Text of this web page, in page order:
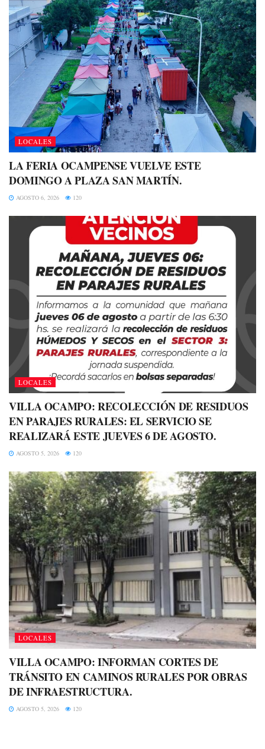
LOCALES
LA FERIA OCAMPENSE VUELVE ESTE
DOMINGO A PLAZA SAN MARTÍN.
AGOSTO 6, 2026 120
LOCALES
VILLA OCAMPO: RECOLECCIÓN DE RESIDUOS
EN PARAJES RURALES: EL SERVICIO SE
REALIZARÁ ESTE JUEVES 6 DE AGOSTO.
AGOSTO 5, 2026 120
LOCALES
VILLA OCAMPO: INFORMAN CORTES DE
TRÁNSITO EN CAMINOS RURALES POR OBRAS
DE INFRAESTRUCTURA.
AGOSTO 5, 2026 120